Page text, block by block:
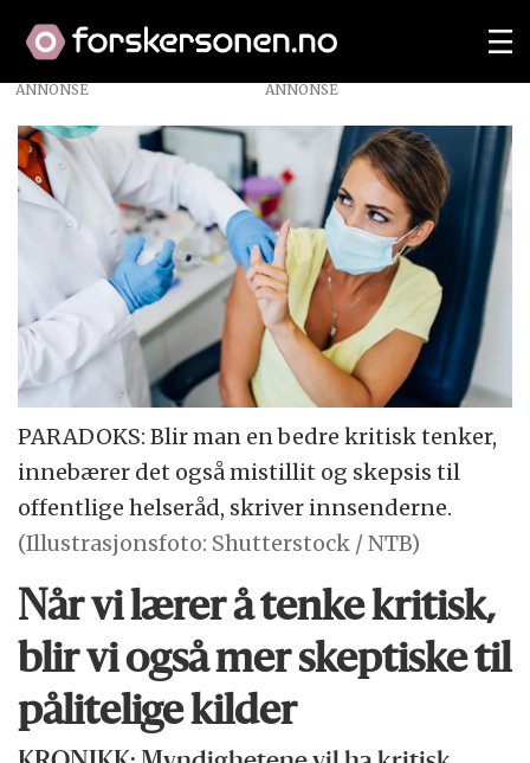
ANNONSE
PARADOKS: Blir man en bedre kritisk tenker,
innebærer det også mistillit og skepsis til
offentlige helseråd, skriver innsenderne.
(Illustrasjonsfoto: Shutterstock / NTB)
Når vi lærer å tenke kritisk,
blir vi også mer skeptiske til
pålitelige kilder